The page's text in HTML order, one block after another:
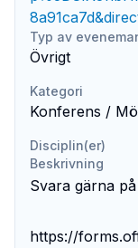
Typ av
Övrigt
Kategori
Konferens /
Disciplin(er)
Beskrivning
Svara gärna
https://